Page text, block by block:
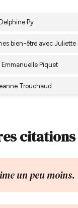
citations
un peu moins.